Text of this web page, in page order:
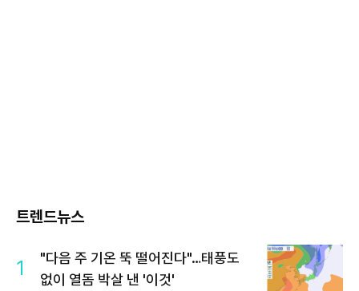
트렌드뉴스
1
"다음 주 기온 뚝 떨어진다"…태풍도
없이 열돔 박살 낸 '이것'